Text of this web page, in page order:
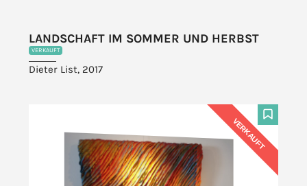
LANDSCHAFT IM SOMMER UND HERBST
VERKAUFT
Dieter List, 2017
F
VERKAUFT